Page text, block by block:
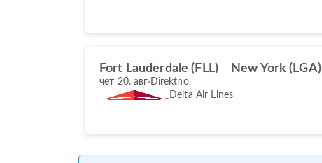
Fort Lauderdale (FLL) New York (LGA)
чет 20. авг Direktno
Delta Air Lines